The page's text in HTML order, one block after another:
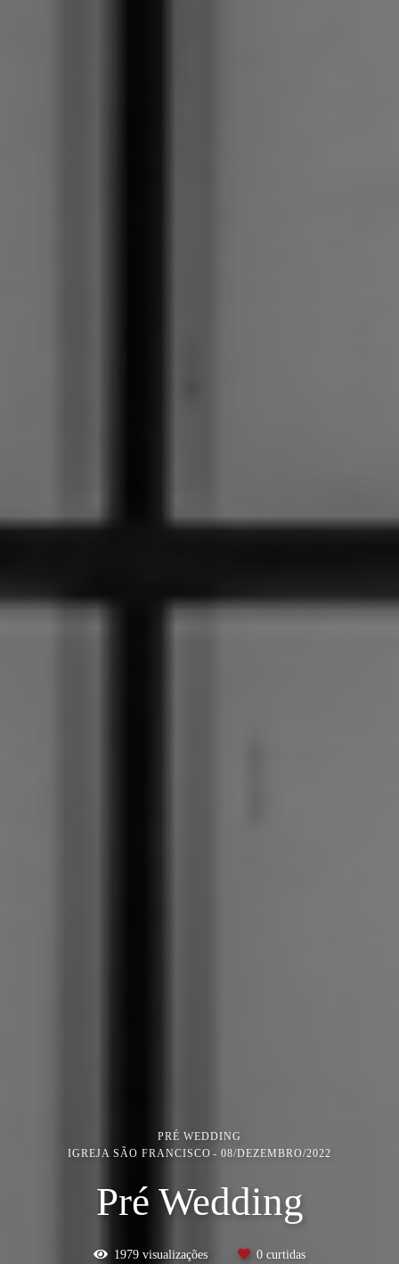
PRÉ WEDDING
IGREJA SÃO FRANCISCO
08/DEZEMBRO/2022
Pré Wedding
1979 visualizações 0 curtidas